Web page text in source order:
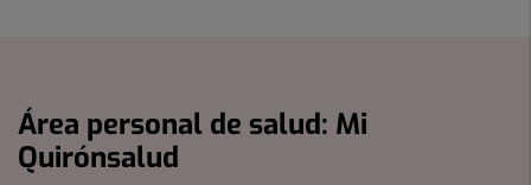
Área personal de salud: Mi
Quirónsalud